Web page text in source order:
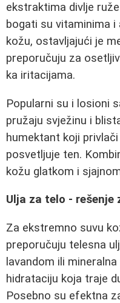
ekstraktima divlje
bogati su vitaminima
kožu, ostavljajući je
preporučuju za
ka iritacijama.
Popularni su i losioni
pružaju svježinu i
humektant koji
posvetljuje ten.
kožu glatkom i
Ulja za telo - rešenje
Za ekstremno suvu
preporučuju telesna
lavandom ili
hidrataciju koja traje
Posebno su efektna